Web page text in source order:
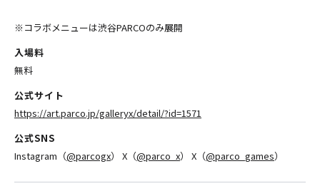
※コラボメニューは渋谷PARCOのみ展開
入場料
無料
公式サイト
https://art.parco.jp/galleryx/detail/?id=1571
公式SNS
Instagram（@parcogx） X（@parco_x） X（@parco_games）